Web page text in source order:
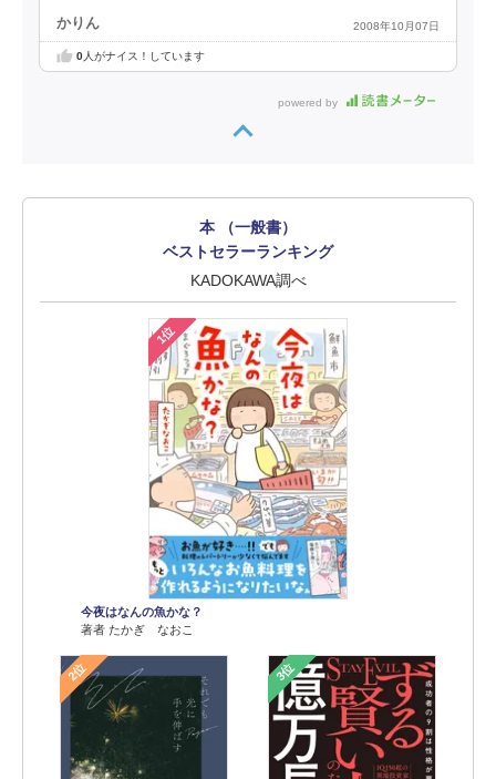
かりん 2008年10月07日
0人がナイス！しています
powered by
本 （一般書）
ベストセラーランキング
KADOKAWA調べ
1位
今夜はなんの魚かな？
著者 たかぎ なおこ
2位 3位